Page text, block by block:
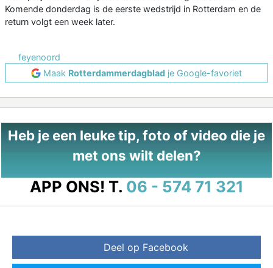
Komende donderdag is de eerste wedstrijd in Rotterdam en de
return volgt een week later.
feyenoord
Maak Rotterdammerdagblad je Google-favoriet
Heb je een leuke tip, foto of video die je
met ons wilt delen?
APP ONS! T. 06 - 574 71 321
Deel op Facebook